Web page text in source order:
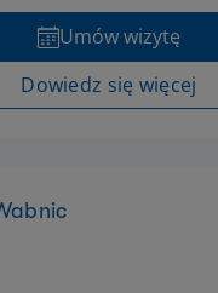
Umów wizytę
Dowiedz się więcej